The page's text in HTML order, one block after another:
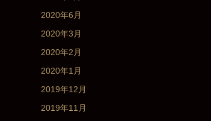
2020年6月
2020年3月
2020年2月
2020年1月
2019年12月
2019年11月